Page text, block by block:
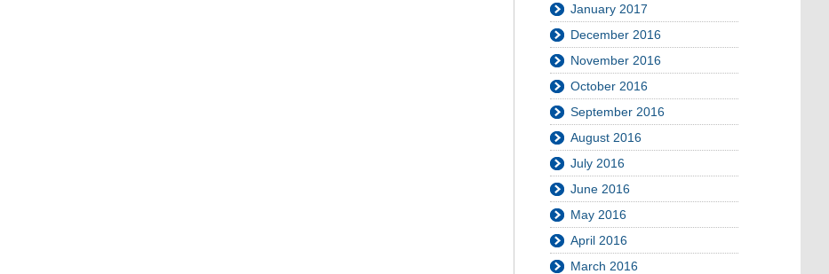
January 2017
December 2016
November 2016
October 2016
September 2016
August 2016
July 2016
June 2016
May 2016
April 2016
March 2016